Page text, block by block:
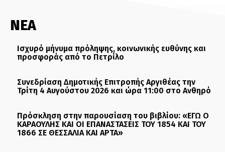
ΝΕΑ
Ισχυρό μήνυμα πρόληψης, κοινωνικής ευθύνης και
προσφοράς από το Πετρίλο
Συνεδρίαση Δημοτικής Επιτροπής Αργιθέας την
Τρίτη 4 Αυγούστου 2026 και ώρα 11:00 στο Ανθηρό
Πρόσκληση στην παρουσίαση του βιβλίου: «ΕΓΩ Ο
ΚΑΡΑΟΥΛΗΣ ΚΑΙ ΟΙ ΕΠΑΝΑΣΤΑΣΕΙΣ ΤΟΥ 1854 ΚΑΙ ΤΟΥ
1866 ΣΕ ΘΕΣΣΑΛΙΑ ΚΑΙ ΑΡΤΑ»